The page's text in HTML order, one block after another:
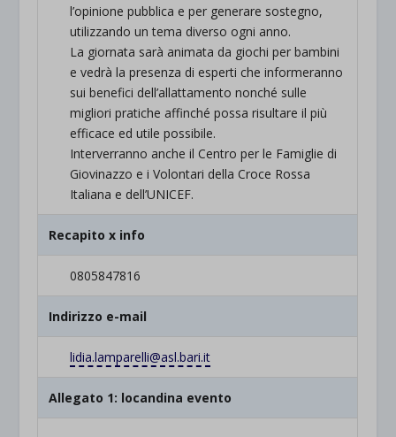
l’opinione pubblica e per generare sostegno,
utilizzando un tema diverso ogni anno.
La giornata sarà animata da giochi per bambini
e vedrà la presenza di esperti che informeranno
sui benefici dell’allattamento nonché sulle
migliori pratiche affinché possa risultare il più
efficace ed utile possibile.
Interverranno anche il Centro per le Famiglie di
Giovinazzo e i Volontari della Croce Rossa
Italiana e dell’UNICEF.
Recapito x info
0805847816
Indirizzo e-mail
lidia.lamparelli@asl.bari.it
Allegato 1: locandina evento